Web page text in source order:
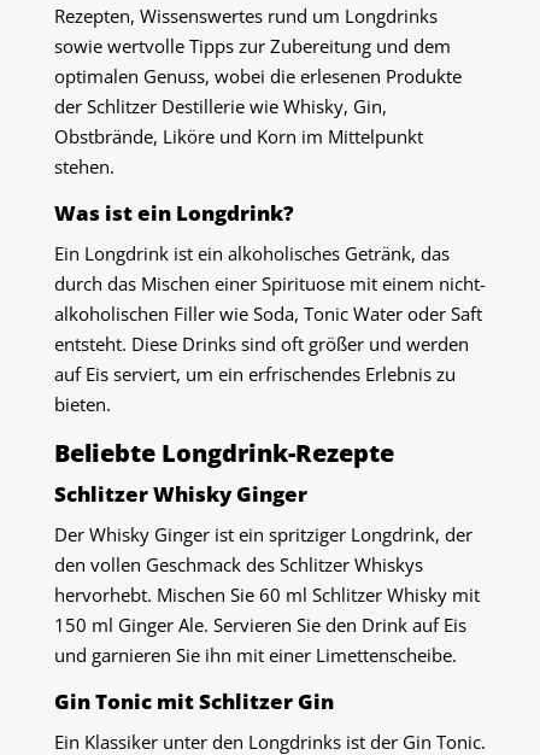
Rezepten, Wissenswertes rund um Longdrinks
sowie wertvolle Tipps zur Zubereitung und dem
optimalen Genuss, wobei die erlesenen Produkte
der Schlitzer Destillerie wie Whisky, Gin,
Obstbrände, Liköre und Korn im Mittelpunkt
stehen.
Was ist ein Longdrink?
Ein Longdrink ist ein alkoholisches Getränk, das
durch das Mischen einer Spirituose mit einem nicht-
alkoholischen Filler wie Soda, Tonic Water oder Saft
entsteht. Diese Drinks sind oft größer und werden
auf Eis serviert, um ein erfrischendes Erlebnis zu
bieten.
Beliebte Longdrink-Rezepte
Schlitzer Whisky Ginger
Der Whisky Ginger ist ein spritziger Longdrink, der
den vollen Geschmack des Schlitzer Whiskys
hervorhebt. Mischen Sie 60 ml Schlitzer Whisky mit
150 ml Ginger Ale. Servieren Sie den Drink auf Eis
und garnieren Sie ihn mit einer Limettenscheibe.
Gin Tonic mit Schlitzer Gin
Ein Klassiker unter den Longdrinks ist der Gin Tonic.